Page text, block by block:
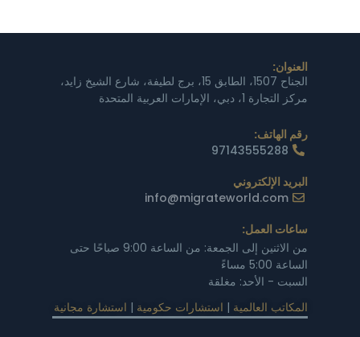
العنوان:
الجناح 1507، الطابق 15، برج لطيفة، شارع الشيخ زايد،
مركز التجارة 1، دبي، الإمارات العربية المتحدة
رقم الهاتف:
97143555288
البريد الإلكتروني
info@migrateworld.com
ساعات العمل:
من الاثنين إلى الجمعة: من الساعة 9:00 صباحًا حتى
الساعة 5:00 مساءً
السبت - الأحد: مغلقة
المكاتب العالمية | استشارات حكومية | استشارة مجانية